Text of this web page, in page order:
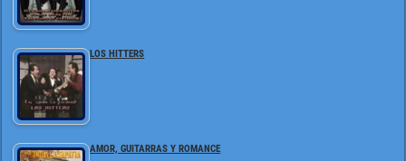
LOS HITTERS
AMOR, GUITARRAS Y ROMANCE